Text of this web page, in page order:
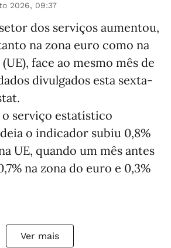
2026, 09:37
dos serviços aumentou,
na zona euro como na
face ao mesmo mês de
divulgados esta sexta-
serviço estatístico
o indicador subiu 0,8%
UE, quando um mês antes
na zona do euro e 0,3%
Ver mais